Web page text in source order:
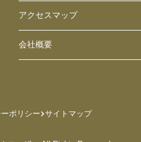
アクセスマップ
会社概要
ポリシー サイトマップ